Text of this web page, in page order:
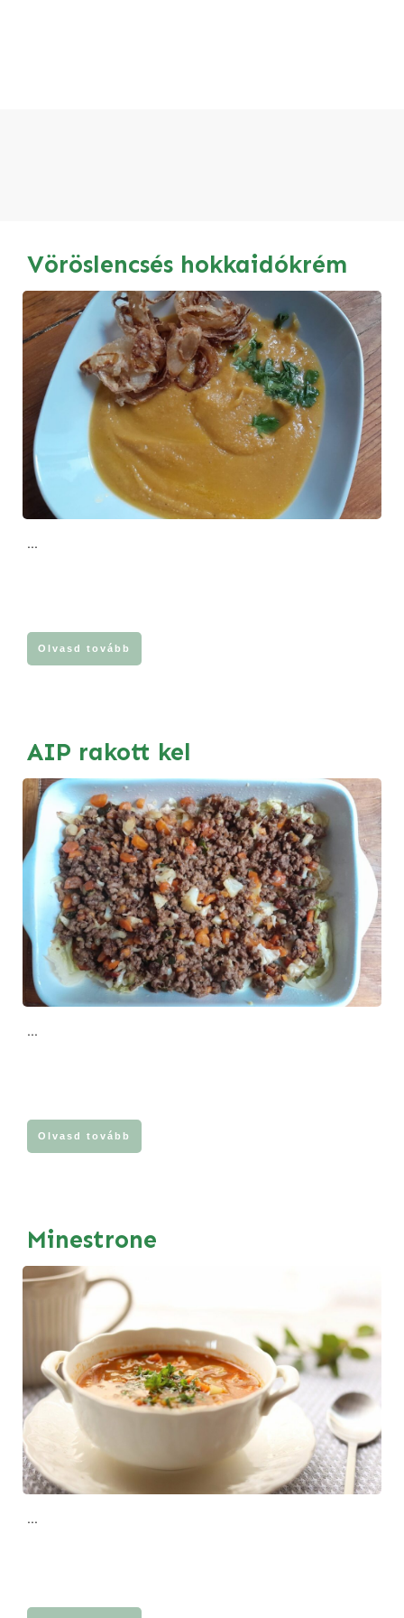
Vöröslencsés hokkaidókrém
...
Olvasd tovább
AIP rakott kel
...
Olvasd tovább
Minestrone
...